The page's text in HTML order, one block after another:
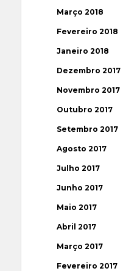
Março 2018
Fevereiro 2018
Janeiro 2018
Dezembro 2017
Novembro 2017
Outubro 2017
Setembro 2017
Agosto 2017
Julho 2017
Junho 2017
Maio 2017
Abril 2017
Março 2017
Fevereiro 2017